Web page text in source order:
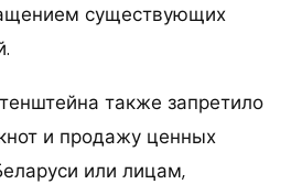
существующих
также запретило
и продажу ценных
или лицам,